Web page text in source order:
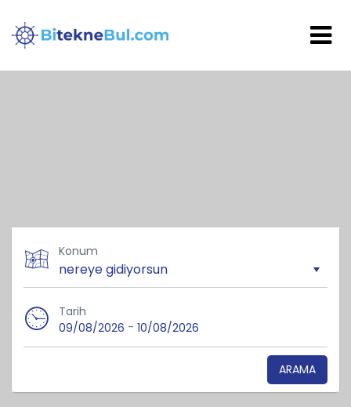
Konum
Tarih
09/08/2026 - 10/08/2026
ARAMA